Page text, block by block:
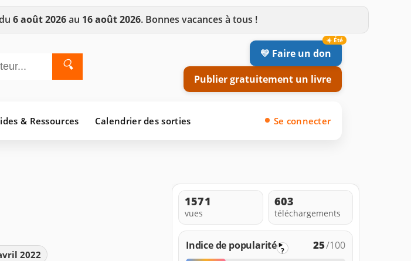
6 août 2026au 16 août 2026. Bonnes vacances à tous !
🔍
💛 Faire un don
Publier gratuitement un livre
& Ressources Calendrier des sorties Se connecter
2022
1571
vues
603
téléchargements
Indice de popularité ? 25/100